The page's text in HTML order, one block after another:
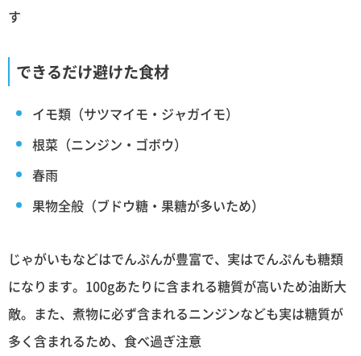
す
できるだけ避けた食材
イモ類（サツマイモ・ジャガイモ）
根菜（ニンジン・ゴボウ）
春雨
果物全般（ブドウ糖・果糖が多いため）
じゃがいもなどはでんぷんが豊富で、実はでんぷんも糖類
になります。100gあたりに含まれる糖質が高いため油断大
敵。また、煮物に必ず含まれるニンジンなども実は糖質が
多く含まれるため、食べ過ぎ注意